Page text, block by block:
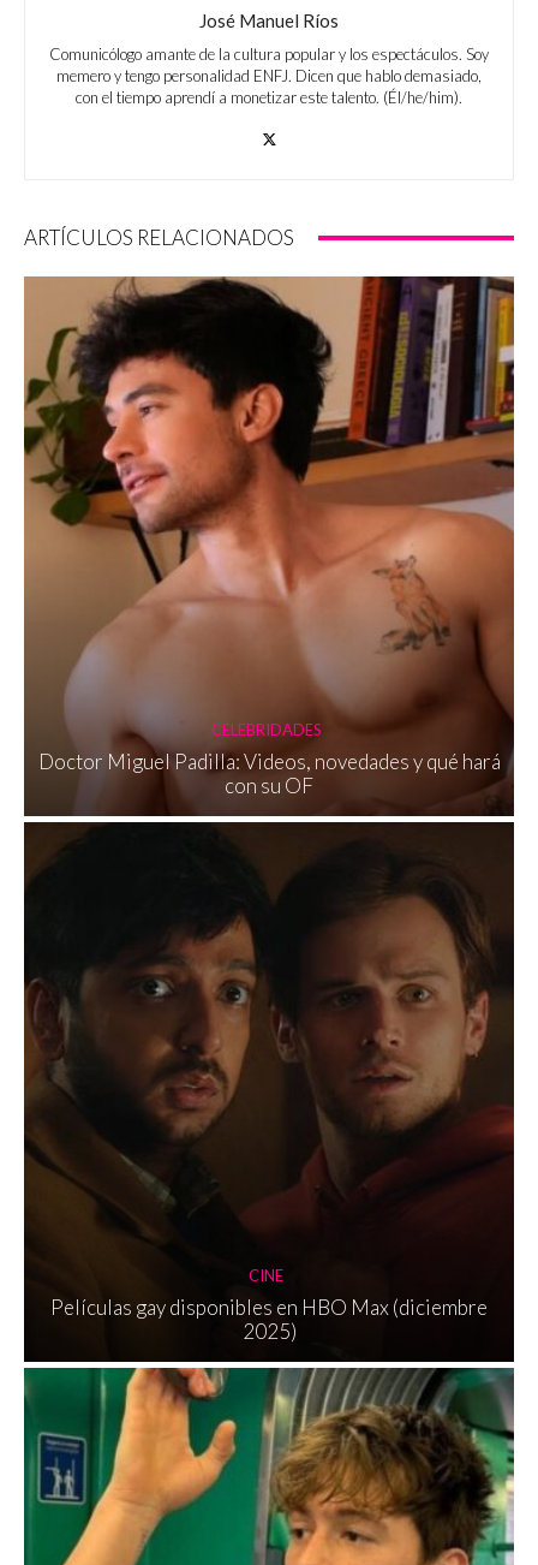
José Manuel Ríos
Comunicólogo amante de la cultura popular y los espectáculos. Soy
memero y tengo personalidad ENFJ. Dicen que hablo demasiado,
con el tiempo aprendí a monetizar este talento. (Él/he/him).
ARTÍCULOS RELACIONADOS
CELEBRIDADES
Doctor Miguel Padilla: Videos, novedades y qué hará
con su OF
CINE
Películas gay disponibles en HBO Max (diciembre
2025)